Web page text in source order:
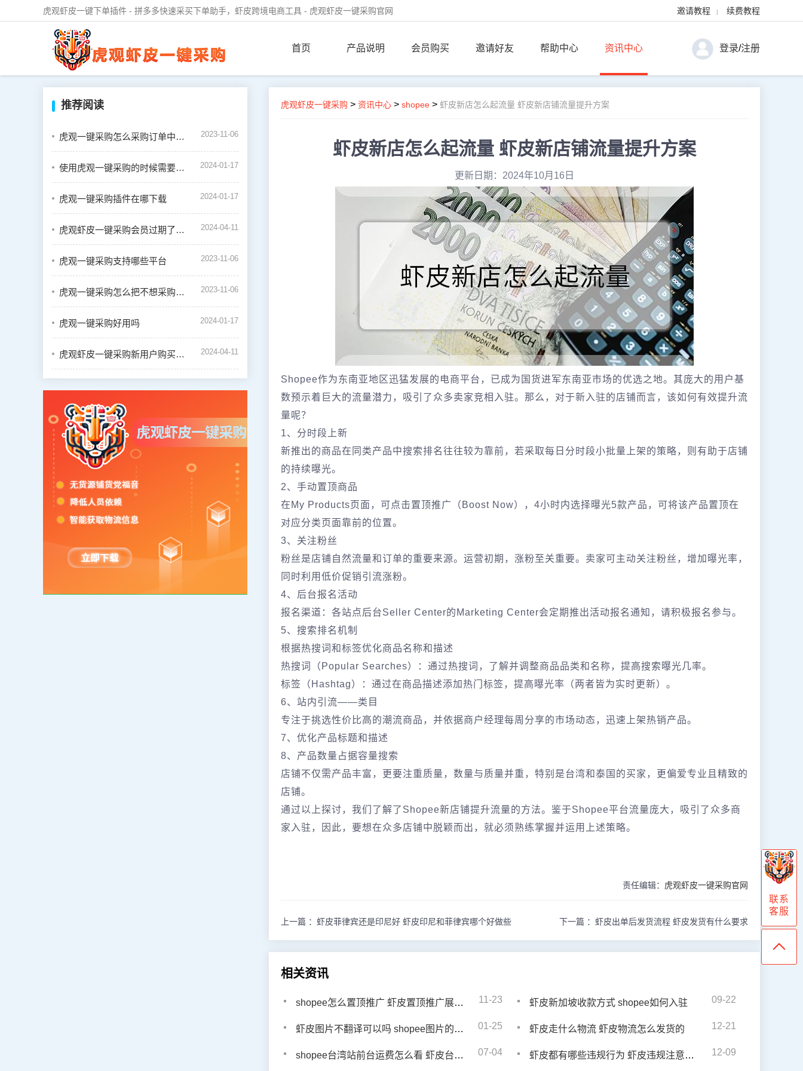
虎观虾皮一键下单插件 - 拼多多快速采买下单助手，虾皮跨境电商工具 - 虎观虾皮一键采购官网 邀请教程 | 续费教程
首页 产品说明 会员购买 邀请好友 帮助中心 资讯中心 登录/注册
推荐阅读
虎观一键采购怎么采购订单中的商品 2023-11-06
使用虎观一键采购的时候需要绑定虾皮店铺吗 2024-01-17
虎观一键采购插件在哪下载 2024-01-17
虎观虾皮一键采购会员过期了怎么续费 2024-04-11
虎观一键采购支持哪些平台 2023-11-06
虎观一键采购怎么把不想采购的商品设置禁用 2023-11-06
虎观一键采购好用吗 2024-01-17
虎观虾皮一键采购新用户购买会员教程 2024-04-11
虎观虾皮一键采购 > 资讯中心 > shopee > 虾皮新店怎么起流量 虾皮新店铺流量提升方案
虾皮新店怎么起流量 虾皮新店铺流量提升方案
更新日期：2024年10月16日
Shopee作为东南亚地区迅猛发展的电商平台，已成为国货进军东南亚市场的优选之地。其庞大的用户基
数预示着巨大的流量潜力，吸引了众多卖家竞相入驻。那么，对于新入驻的店铺而言，该如何有效提升流
量呢？
1、分时段上新
新推出的商品在同类产品中搜索排名往往较为靠前，若采取每日分时段小批量上架的策略，则有助于店铺
的持续曝光。
2、手动置顶商品
在My Products页面，可点击置顶推广（Boost Now），4小时内选择曝光5款产品，可将该产品置顶在
对应分类页面靠前的位置。
3、关注粉丝
粉丝是店铺自然流量和订单的重要来源。运营初期，涨粉至关重要。卖家可主动关注粉丝，增加曝光率，
同时利用低价促销引流涨粉。
4、后台报名活动
报名渠道：各站点后台Seller Center的Marketing Center会定期推出活动报名通知，请积极报名参与。
5、搜索排名机制
根据热搜词和标签优化商品名称和描述
热搜词（Popular Searches）：通过热搜词，了解并调整商品品类和名称，提高搜索曝光几率。
标签（Hashtag）：通过在商品描述添加热门标签，提高曝光率（两者皆为实时更新）。
6、站内引流——类目
专注于挑选性价比高的潮流商品，并依据商户经理每周分享的市场动态，迅速上架热销产品。
7、优化产品标题和描述
8、产品数量占据容量搜索
店铺不仅需产品丰富，更要注重质量，数量与质量并重，特别是台湾和泰国的买家，更偏爱专业且精致的
店铺。
通过以上探讨，我们了解了Shopee新店铺提升流量的方法。鉴于Shopee平台流量庞大，吸引了众多商
家入驻，因此，要想在众多店铺中脱颖而出，就必须熟练掌握并运用上述策略。
责任编辑： 虎观虾皮一键采购官网
上一篇 ： 虾皮菲律宾还是印尼好 虾皮印尼和菲律宾哪个好做些 下一篇 ： 虾皮出单后发货流程 虾皮发货有什么要求
相关资讯
shopee怎么置顶推广 虾皮置顶推广展示在哪 11-23 虾皮新加坡收款方式 shopee如何入驻 09-22
虾皮图片不翻译可以吗 shopee图片的要求是什么 01-25 虾皮走什么物流 虾皮物流怎么发货的 12-21
shopee台湾站前台运费怎么看 虾皮台湾站前台看运费教程 07-04 虾皮都有哪些违规行为 虾皮违规注意事项是什么 12-09
联系
客服